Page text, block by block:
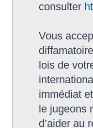
consulter
Vous
lois de
immédiat
le jugeons
d’aider au